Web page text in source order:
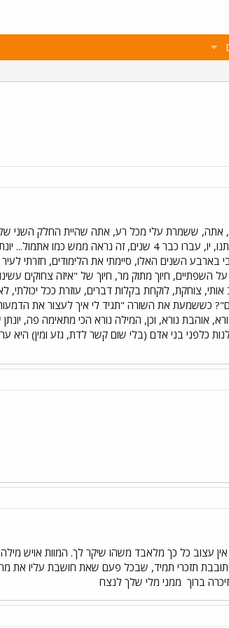
שנים, למעשה מחר אלו 4 שנים תמימות מהיום שהלכת מאיתנו, יו,
בארבע השנים האלו, סיימתי את הלימודים, חזרתי
השפתיים, חיוך מתוק מר, חיוך של "איזה צחוקים
צוחקת, לוקחת בקלות דברים, עוזרת ככל יכולתי, לא
כששמעת את השורה "תגיד לי איך לעצור את
אוהבת נורא, וכן, המילה נורא הכי מתאימה פה,
כלפני בני אדם (בלי שום קשר לדת, גזע ומין) היא
עצוב כל כך מלאבד משהו שיקר לך. המוות אויש
תזכרי תמיד, שבכל פעם שאת חושבת עליו את
ברוך ממני מלי שלך לנצח